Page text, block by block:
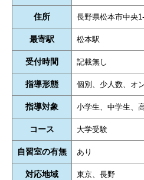
住所 長野県松本市中央
最寄駅 松本駅
受付時間 記載無し
指導形態 個別、少人数、オ
指導対象 小学生、中学生、
コース 大学受験
自習室の有無 あり
対応地域 東京、長野